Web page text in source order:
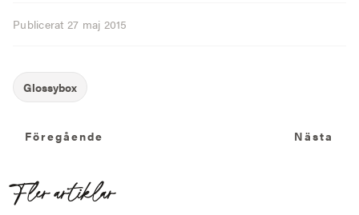
Publicerat 27 maj 2015
Föregående
Föregående Nästa
Fler artiklar